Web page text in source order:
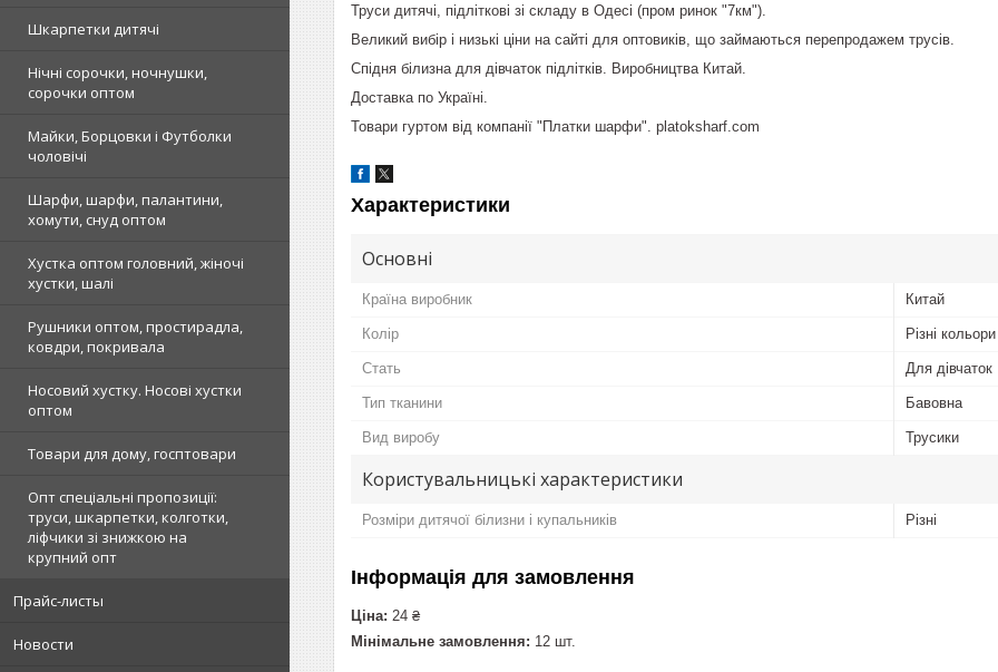
Шкарпетки дитячі
Нічні сорочки, ночнушки,
сорочки оптом
Майки, Борцовки і Футболки
чоловічі
Шарфи, шарфи, палантини,
хомути, снуд оптом
Хустка оптом головний, жіночі
хустки, шалі
Рушники оптом, простирадла,
ковдри, покривала
Носовий хустку. Носові хустки
оптом
Товари для дому, госптовари
Опт спеціальні пропозиції:
труси, шкарпетки, колготки,
ліфчики зі знижкою на
крупний опт
Прайс-листы
Новости
Труси дитячі, підліткові зі складу в Одесі (пром ринок "7км").
Великий вибір і низькі ціни на сайті для оптовиків, що займаються перепродажем трусів.
Спідня білизна для дівчаток підлітків. Виробництва Китай.
Доставка по Україні.
Товари гуртом від компанії "Платки шарфи". platoksharf.com
Характеристики
Основні
Країна виробник Китай
Колір Різні кольори
Стать Для дівчаток
Тип тканини Бавовна
Вид виробу Трусики
Користувальницькі характеристики
Розміри дитячої білизни і купальників Різні
Інформація для замовлення
Ціна: 24 ₴
Мінімальне замовлення: 12 шт.